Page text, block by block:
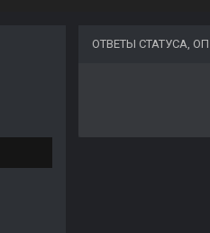
ОТВЕТЫ СТАТУСА,